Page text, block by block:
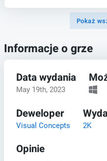
Pokaż
Informacje o grze
Data wydania
May 19th, 2023
Deweloper
Visual Concepts 2K
Opinie